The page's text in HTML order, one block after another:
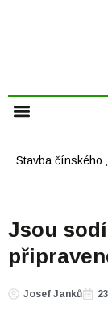
Offshore větrné
Jsou
Josef Janků